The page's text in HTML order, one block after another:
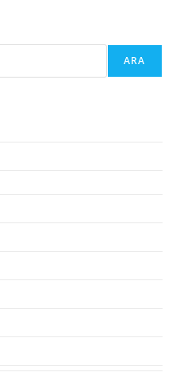
ARA